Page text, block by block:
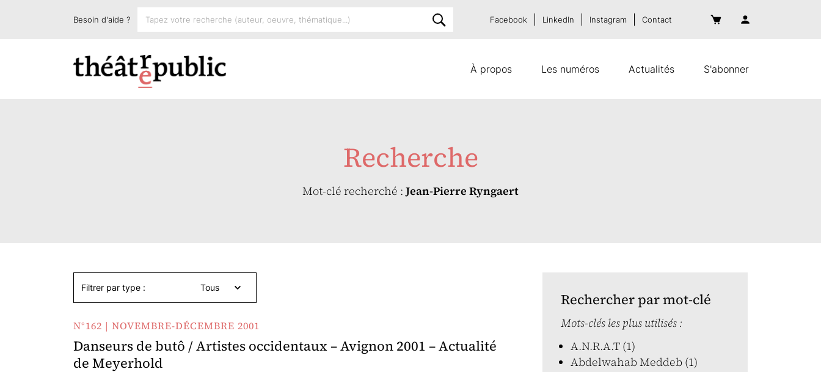
À propos Les numéros Actualités S'abonner
Besoin d'aide ? Facebook LinkedIn Instagram Contact
Recherche
Mot-clé recherché :Jean-Pierre Ryngaert
Filtrer par type : Tous
N°162 | NOVEMBRE-DÉCEMBRE 2001
Danseurs de butô / Artistes occidentaux – Avignon 2001 – Actualité
de Meyerhold
Rechercher par mot-clé
Mots-clés les plus utilisés :
A.N.R.A.T (1)
Abdelwahab Meddeb (1)